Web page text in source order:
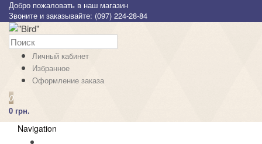
Добро пожаловать в наш магазин
Звоните и заказывайте: (097) 224-28-84
Личный кабинет
Избранное
Оформление заказа
0
0 грн.
Navigation